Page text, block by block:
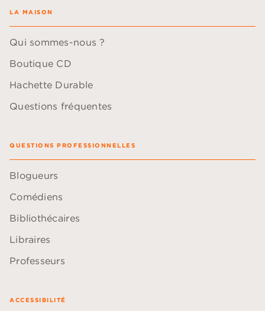
LA MAISON
Qui sommes-nous ?
Boutique CD
Hachette Durable
Questions fréquentes
QUESTIONS PROFESSIONNELLES
Blogueurs
Comédiens
Bibliothécaires
Libraires
Professeurs
ACCESSIBILITÉ